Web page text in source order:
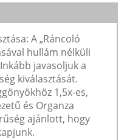
A „Ráncoló
hullám nélküli
javasoljuk a
kiválasztását.
1,5x-es,
és Organza
ajánlott, hogy